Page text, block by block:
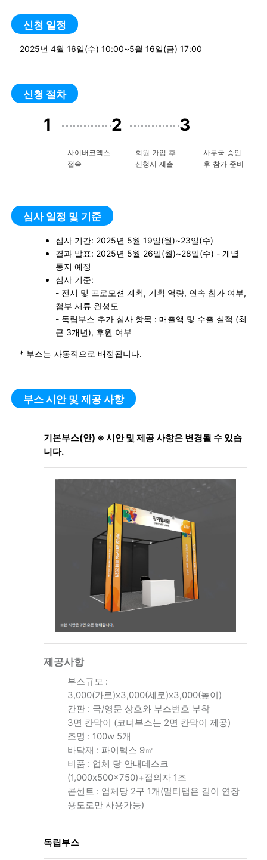
신청 일정
2025년 4월 16일(수) 10:00~5월 16일(금) 17:00
신청 절차
1
사이버코엑스
접속
2
회원 가입 후
신청서 제출
3
사무국 승인
후 참가 준비
심사 일정 및 기준
심사 기간: 2025년 5월 19일(월)~23일(수)
결과 발표: 2025년 5월 26일(월)~28일(수) - 개별
통지 예정
심사 기준:
- 전시 및 프로모션 계획, 기획 역량, 연속 참가 여부,
첨부 서류 완성도
- 독립부스 추가 심사 항목 : 매출액 및 수출 실적 (최
근 3개년), 후원 여부
* 부스는 자동적으로 배정됩니다.
부스 시안 및 제공 사항
기본부스(안) ※ 시안 및 제공 사항은 변경될 수 있습
니다.
제공사항
부스규모 :
3,000(가로)x3,000(세로)x3,000(높이)
간판 : 국/영문 상호와 부스번호 부착
3면 칸막이 (코너부스는 2면 칸막이 제공)
조명 : 100w 5개
바닥재 : 파이텍스 9㎡
비품 : 업체 당 안내데스크
(1,000x500x750)+접의자 1조
콘센트 : 업체당 2구 1개(멀티탭은 길이 연장
용도로만 사용가능)
독립부스